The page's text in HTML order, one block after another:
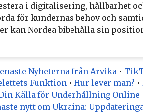
i digitalisering, hållbarhet
för kundernas behov och
kan Nordea bibehålla sin
Nyheterna från Arvika •
Funktion • Hur lever man? •
Källa för Underhållning Online
nytt om Ukraina: